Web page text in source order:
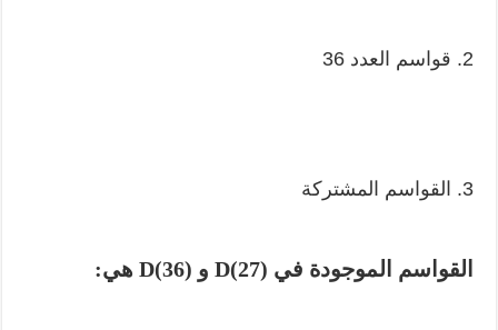
2. قواسم العدد 36
3. القواسم المشتركة
القواسم الموجودة في D(27) و D(36) هي: